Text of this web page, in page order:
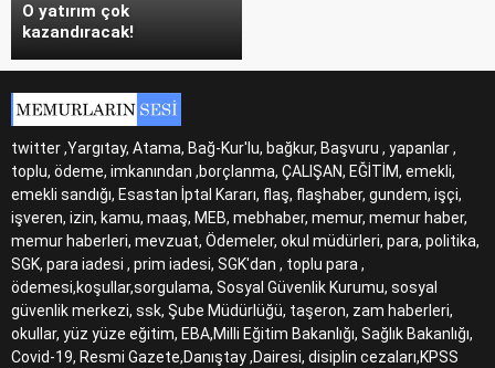
O yatırım çok
kazandıracak!
twitter ,Yargıtay, Atama, Bağ-Kur'lu, bağkur, Başvuru , yapanlar ,
toplu, ödeme, imkanından ,borçlanma, ÇALIŞAN, EĞİTİM, emekli,
emekli sandığı, Esastan İptal Kararı, flaş, flaşhaber, gundem, işçi,
işveren, izin, kamu, maaş, MEB, mebhaber, memur, memur haber,
memur haberleri, mevzuat, Ödemeler, okul müdürleri, para, politika,
SGK, para iadesi , prim iadesi, SGK'dan , toplu para ,
ödemesi,koşullar,sorgulama, Sosyal Güvenlik Kurumu, sosyal
güvenlik merkezi, ssk, Şube Müdürlüğü, taşeron, zam haberleri,
okullar, yüz yüze eğitim, EBA,Milli Eğitim Bakanlığı, Sağlık Bakanlığı,
Covid-19, Resmi Gazete,Danıştay ,Dairesi, disiplin cezaları,KPSS